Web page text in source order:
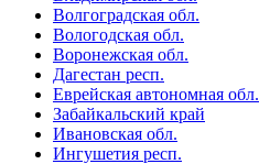
Волгоградская обл.
Вологодская обл.
Воронежская обл.
Дагестан респ.
Еврейская автономная обл.
Забайкальский край
Ивановская обл.
Ингушетия респ.